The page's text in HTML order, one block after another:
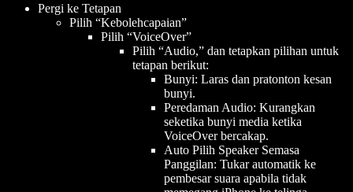
Pergi ke Tetapan
Pilih “Kebolehcapaian”
Pilih “VoiceOver”
Pilih “Audio,” dan tetapkan pilihan untuk
tetapan berikut:
Bunyi: Laras dan pratonton kesan
bunyi.
Peredaman Audio: Kurangkan
seketika bunyi media ketika
VoiceOver bercakap.
Auto Pilih Speaker Semasa
Panggilan: Tukar automatik ke
pembesar suara apabila tidak